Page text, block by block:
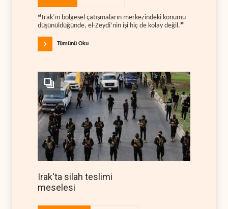
❝Irak’ın bölgesel çatışmaların merkezindeki konumu
düşünüldüğünde, el-Zeydi’nin işi hiç de kolay değil.❞
Tümünü Oku
Irak'ta silah teslimi
meselesi